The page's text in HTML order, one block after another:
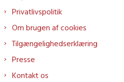
Privatlivspolitik
Om brugen af cookies
Tilgængelighedserklæring
Presse
Kontakt os